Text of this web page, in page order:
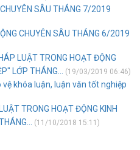
SÂU THÁNG 7/2019
CHUYÊN SÂU THÁNG 6/2019
LUẬT TRONG HOẠT ĐỘNG
LỚP THÁNG...
(19/03/2019 06:46)
khóa luận, luận văn tốt nghiệp
TRONG HOẠT ĐỘNG KINH
(11/10/2018 15:11)